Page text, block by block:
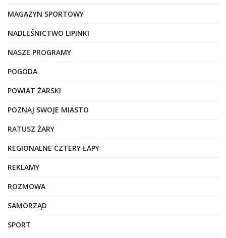
MAGAZYN SPORTOWY
NADLEŚNICTWO LIPINKI
NASZE PROGRAMY
POGODA
POWIAT ŻARSKI
POZNAJ SWOJE MIASTO
RATUSZ ŻARY
REGIONALNE CZTERY ŁAPY
REKLAMY
ROZMOWA
SAMORZĄD
SPORT